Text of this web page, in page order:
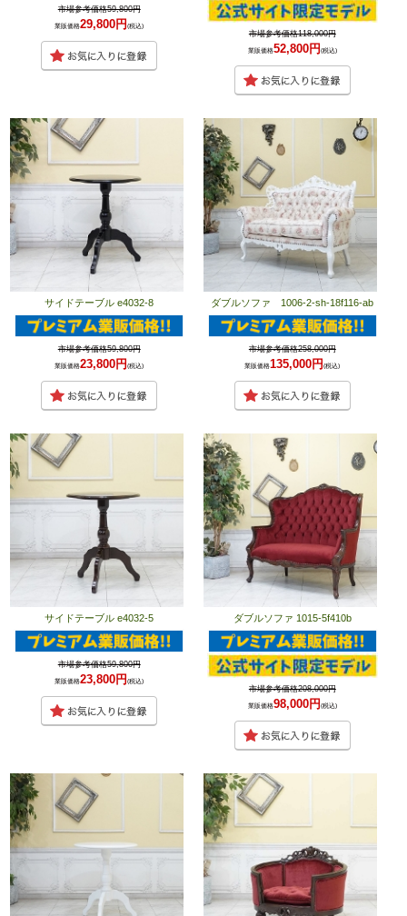
市場参考価格59,800円
業販価格29,800円(税込)
市場参考価格118,000円
業販価格52,800円 (税込)
サイドテーブル e4032-8
市場参考価格59,800円
業販価格23,800円(税込)
ダブルソファ 1006-2-sh-18f116-ab
市場参考価格258,000円
業販価格135,000円(税込)
サイドテーブル e4032-5
市場参考価格59,800円
業販価格23,800円(税込)
ダブルソファ 1015-5f410b
市場参考価格208,000円
業販価格98,000円 (税込)